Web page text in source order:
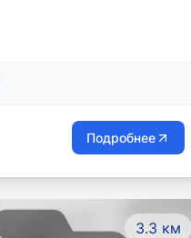
Подробнее
3.3 км